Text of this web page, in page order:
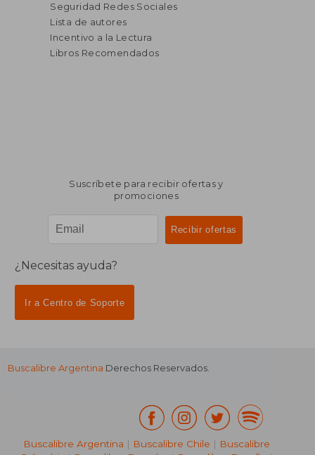
Seguridad Redes Sociales
Lista de autores
Incentivo a la Lectura
Libros Recomendados
promociones